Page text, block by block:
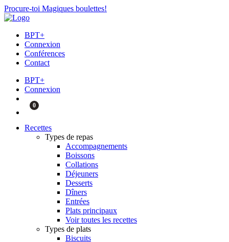
Procure-toi Magiques boulettes!
BPT+
Connexion
Conférences
Contact
BPT+
Connexion
0
Recettes
Types de repas
Accompagnements
Boissons
Collations
Déjeuners
Desserts
Dîners
Entrées
Plats principaux
Voir toutes les recettes
Types de plats
Biscuits